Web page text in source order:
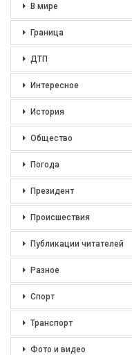
В мире
Граница
ДТП
Интересное
История
Общество
Погода
Президент
Происшествия
Публикации читателей
Разное
Спорт
Транспорт
Фото и видео